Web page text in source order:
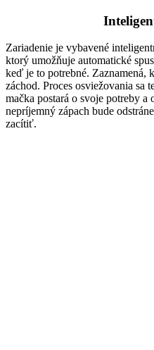
Zariadenie je vybavené
ktorý umožňuje automatické
keď je to potrebné. Zaznamená,
záchod. Proces osviežovania sa
mačka postará o svoje potreby a
nepríjemný zápach bude
zacítiť.